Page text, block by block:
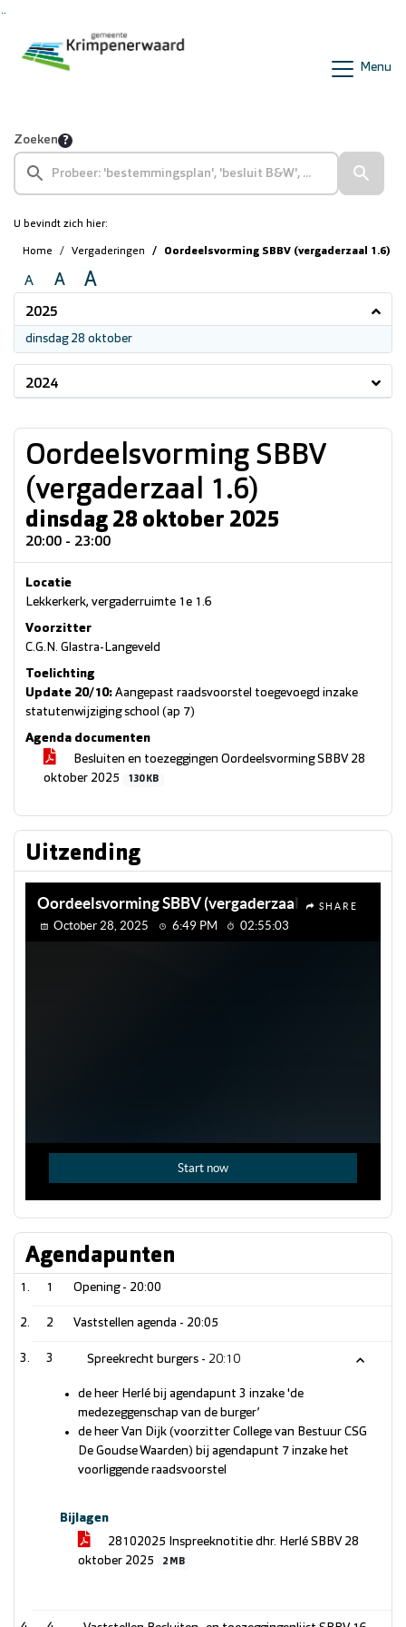
Menu
Zoeken
U bevindt zich hier:
Home Vergaderingen Oordeelsvorming SBBV (vergaderzaal 1.6)
A A A
2025
dinsdag 28 oktober2025
2024
Oordeelsvorming SBBV
(vergaderzaal 1.6)
dinsdag 28 oktober 2025
20:00 - 23:00
Locatie
Lekkerkerk, vergaderruimte 1e 1.6
Voorzitter
C.G.N. Glastra-Langeveld
Toelichting
Update 20/10: Aangepast raadsvoorstel toegevoegd inzake
statutenwijziging school (ap 7)
Agenda documenten
Besluiten en toezeggingen Oordeelsvorming SBBV 28
oktober 2025
130 KB
Uitzending
Agendapunten
1 Opening - 20:00
2 Vaststellen agenda - 20:05
3 Spreekrecht burgers - 20:10
de heer Herlé bij agendapunt 3 inzake 'de
medezeggenschap van de burger’
de heer Van Dijk (voorzitter College van Bestuur CSG
De Goudse Waarden) bij agendapunt 7 inzake het
voorliggende raadsvoorstel
Bijlagen
28102025 Inspreeknotitie dhr. Herlé SBBV 28
oktober 2025
2 MB